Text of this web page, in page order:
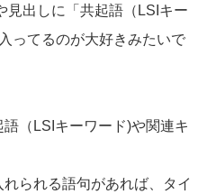
見出しに「共起語（LSIキー
ってるのが大好きみたいで
（LSIキーワード)や関連キ
られる語句があれば、タイ